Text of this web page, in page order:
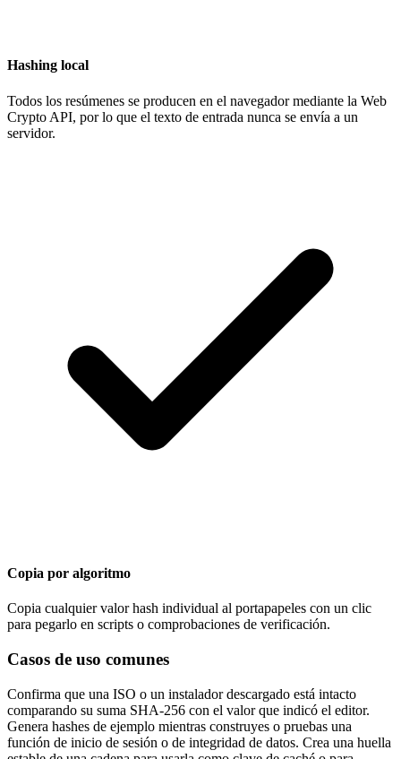
Hashing local
Todos los resúmenes se producen en el navegador mediante la Web
Crypto API, por lo que el texto de entrada nunca se envía a un
servidor.
Copia por algoritmo
Copia cualquier valor hash individual al portapapeles con un clic
para pegarlo en scripts o comprobaciones de verificación.
Casos de uso comunes
Confirma que una ISO o un instalador descargado está intacto
comparando su suma SHA-256 con el valor que indicó el editor.
Genera hashes de ejemplo mientras construyes o pruebas una
función de inicio de sesión o de integridad de datos. Crea una huella